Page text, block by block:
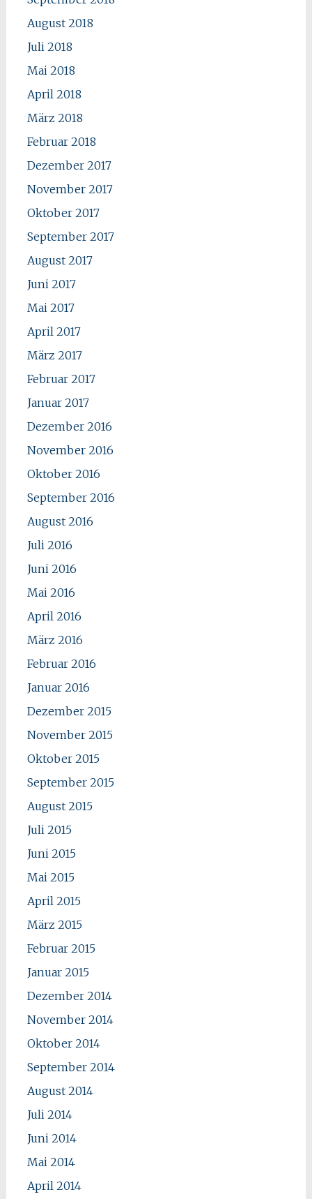
August 2018
Juli 2018
Mai 2018
April 2018
März 2018
Februar 2018
Dezember 2017
November 2017
Oktober 2017
September 2017
August 2017
Juni 2017
Mai 2017
April 2017
März 2017
Februar 2017
Januar 2017
Dezember 2016
November 2016
Oktober 2016
September 2016
August 2016
Juli 2016
Juni 2016
Mai 2016
April 2016
März 2016
Februar 2016
Januar 2016
Dezember 2015
November 2015
Oktober 2015
September 2015
August 2015
Juli 2015
Juni 2015
Mai 2015
April 2015
März 2015
Februar 2015
Januar 2015
Dezember 2014
November 2014
Oktober 2014
September 2014
August 2014
Juli 2014
Juni 2014
Mai 2014
April 2014